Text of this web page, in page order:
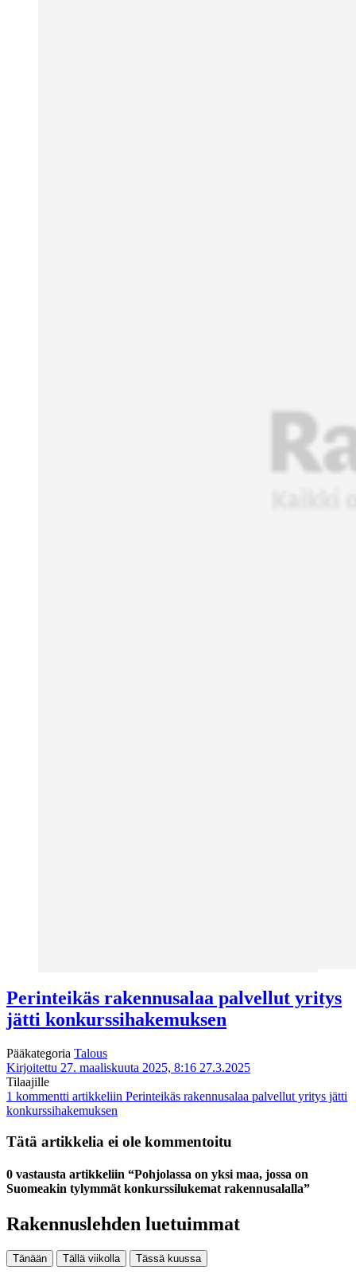
Perinteikäs rakennusalaa palvellut yritys
jätti konkurssihakemuksen
Pääkategoria Talous
Kirjoitettu 27. maaliskuuta 2025, 8:16 27.3.2025
Tilaajille
1 kommentti artikkeliin Perinteikäs rakennusalaa palvellut yritys jätti
konkurssihakemuksen
Tätä artikkelia ei ole kommentoitu
0 vastausta artikkeliin “Pohjolassa on yksi maa, jossa on
Suomeakin tylymmät konkurssilukemat rakennusalalla”
Rakennuslehden luetuimmat
Tänään Tällä viikolla Tässä kuussa